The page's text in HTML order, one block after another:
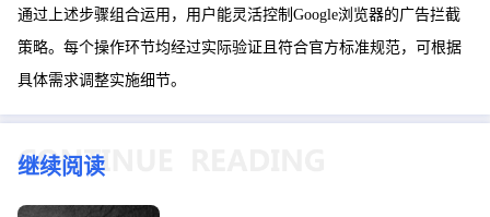
通过上述步骤组合运用，用户能灵活控制Google浏览器的广告拦截
策略。每个操作环节均经过实际验证且符合官方标准规范，可根据
具体需求调整实施细节。
继续阅读